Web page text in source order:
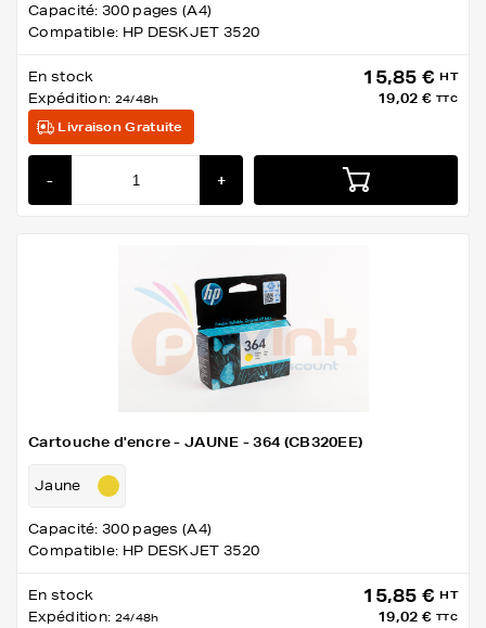
Capacité: 300 pages (A4)
Compatible: HP DESKJET 3520
En stock
Expédition: 24/48h
15,85 € HT
19,02 € TTC
Livraison Gratuite
- +
Cartouche d'encre - JAUNE - 364 (CB320EE)
Jaune
Capacité: 300 pages (A4)
Compatible: HP DESKJET 3520
En stock
Expédition: 24/48h
15,85 € HT
19,02 € TTC